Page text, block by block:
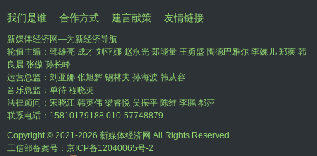
我们是谁 合作方式 建言献策 友情链接
新媒体经济网—为新经济导航
轮值主编：韩雄亮 成才 刘亚娜 赵永光 郑能量 王勇盛 陶德巴雅尔 李婉儿 郑爽 韩
良晨 张傲 孙长峰
运营总监：刘亚娜 张旭辉 锡林夫 孙海波 韩从容
音乐总监：单待 程晓英
法律顾问：宋晓江 韩英伟 梁睿悦 吴振平 陈维 李鹏 郝萍
联系电话：15810179188 010-57748879
Copyright © 2021-2026 新媒体经济网 All Rights Reserved.
工信部备案号： 京ICP备12040065号-2